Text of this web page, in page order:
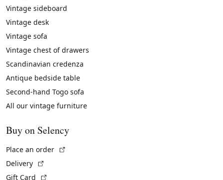
Vintage sideboard
Vintage desk
Vintage sofa
Vintage chest of drawers
Scandinavian credenza
Antique bedside table
Second-hand Togo sofa
All our vintage furniture
Buy on Selency
Place an order
Delivery
Gift Card